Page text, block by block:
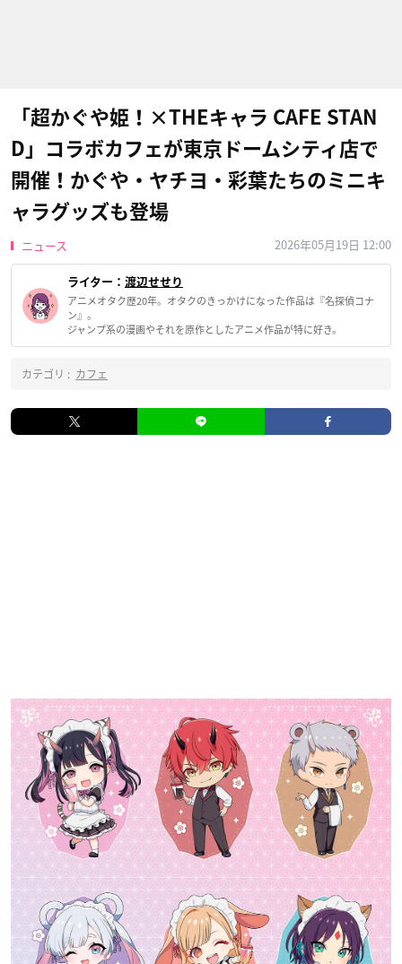
「超かぐや姫！×THEキャラ CAFE STAN
D」コラボカフェが東京ドームシティ店で
開催！かぐや・ヤチヨ・彩葉たちのミニキ
ャラグッズも登場
ニュース 2026年05月19日 12:00
ライター： 渡辺せせり
アニメオタク歴20年。オタクのきっかけになった作品は『名探偵コナ
ン』。
ジャンプ系の漫画やそれを原作としたアニメ作品が特に好き。
カテゴリ : カフェ